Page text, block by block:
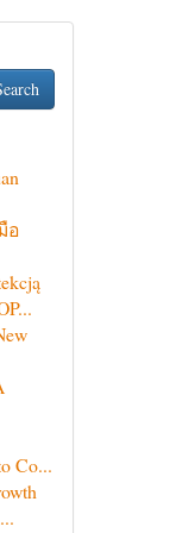
อ
Co...